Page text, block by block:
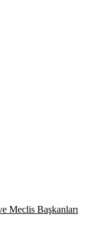
Meclis Başkanları